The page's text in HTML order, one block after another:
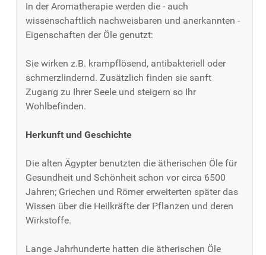
In der Aromatherapie werden die - auch
wissenschaftlich nachweisbaren und anerkannten -
Eigenschaften der Öle genutzt:
Sie wirken z.B. krampflösend, antibakteriell oder
schmerzlindernd. Zusätzlich finden sie sanft
Zugang zu Ihrer Seele und steigern so Ihr
Wohlbefinden.
Herkunft und Geschichte
Die alten Ägypter benutzten die ätherischen Öle für
Gesundheit und Schönheit schon vor circa 6500
Jahren; Griechen und Römer erweiterten später das
Wissen über die Heilkräfte der Pflanzen und deren
Wirkstoffe.
Lange Jahrhunderte hatten die ätherischen Öle